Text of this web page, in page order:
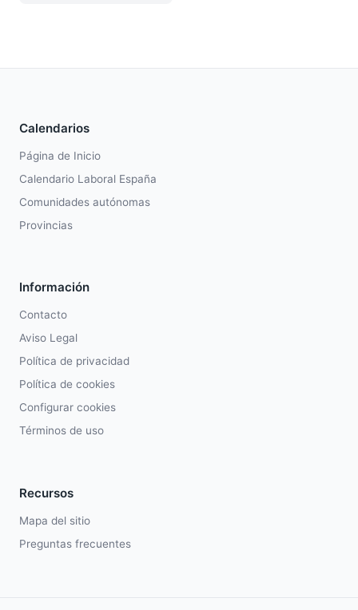
Calendarios
Página de Inicio
Calendario Laboral España
Comunidades autónomas
Provincias
Información
Contacto
Aviso Legal
Política de privacidad
Política de cookies
Configurar cookies
Términos de uso
Recursos
Mapa del sitio
Preguntas frecuentes